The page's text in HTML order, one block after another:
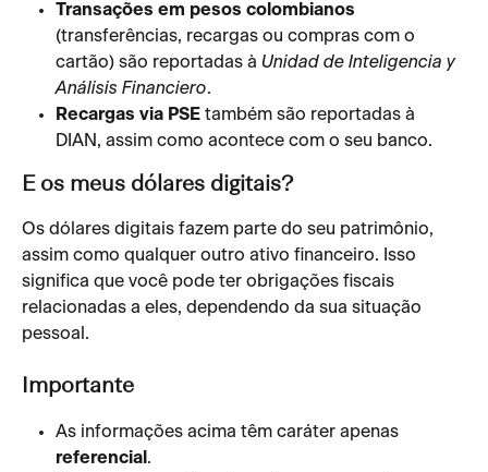
Transações em pesos colombianos
(transferências, recargas ou compras com o
cartão) são reportadas à Unidad de Inteligencia y
Análisis Financiero.
Recargas via PSE também são reportadas à
DIAN, assim como acontece com o seu banco.
E os meus dólares digitais?
Os dólares digitais fazem parte do seu patrimônio,
assim como qualquer outro ativo financeiro. Isso
significa que você pode ter obrigações fiscais
relacionadas a eles, dependendo da sua situação
pessoal.
Importante
As informações acima têm caráter apenas
referencial .